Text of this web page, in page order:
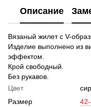
Описание
Вязаный жилет с V-
Изделие выполнено из
эффектом.
Крой свободный.
Без рукавов.
Цвет
Размер